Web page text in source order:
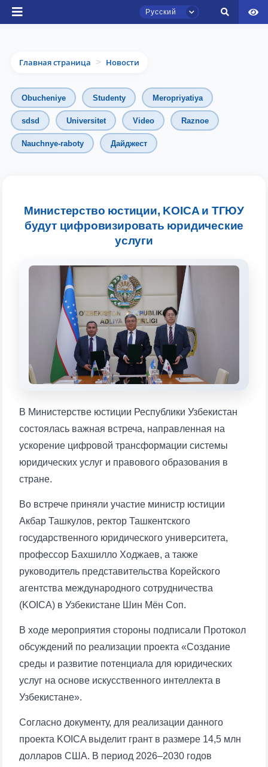
Русский
Главная страница > Новости
Obucheniye Studenty Meropriyatiya
sdsd Universitet Video Raznoe
Nauchnye-raboty Дайджест
Министерство юстиции, KOICA и ТГЮУ
будут цифровизировать юридические
услуги
В Министерстве юстиции Республики Узбекистан
состоялась важная встреча, направленная на
ускорение цифровой трансформации системы
юридических услуг и правового образования в
стране.
Во встрече приняли участие министр юстиции
Акбар Ташкулов, ректор Ташкентского
государственного юридического университета,
профессор Бахшилло Ходжаев, а также
руководитель представительства Корейского
агентства международного сотрудничества
(KOICA) в Узбекистане Шин Мён Соп.
В ходе мероприятия стороны подписали Протокол
обсуждений по реализации проекта «Создание
среды и развитие потенциала для юридических
услуг на основе искусственного интеллекта в
Узбекистане».
Согласно документу, для реализации данного
проекта KOICA выделит грант в размере 14,5 млн
долларов США. В период 2026–2030 годов
приёмной комиссии ТГЮУ.
Оставляйте здесь свои обращения по
Выберите тему — затем появятся
конкретные вопросы:
1. Документы (бакалавр) (5)
3. Собеседование (бакалавр) (8)
4. Собеседование (магистр) (5)
6. Онлайн-заявки (15) 7. Колл-центр (4)
✉️ Написать администратору